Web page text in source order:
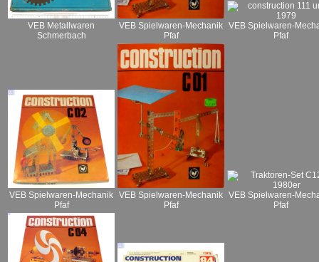
VEB Metallwaren
Schmerbach
VEB Spielwaren-Mechanik
Pfaf
VEB Spielwaren-
Pfaf
VEB Spielwaren-Mechanik
Pfaf
VEB Spielwaren-Mechanik
Pfaf
VEB Spielwaren-
Pfaf